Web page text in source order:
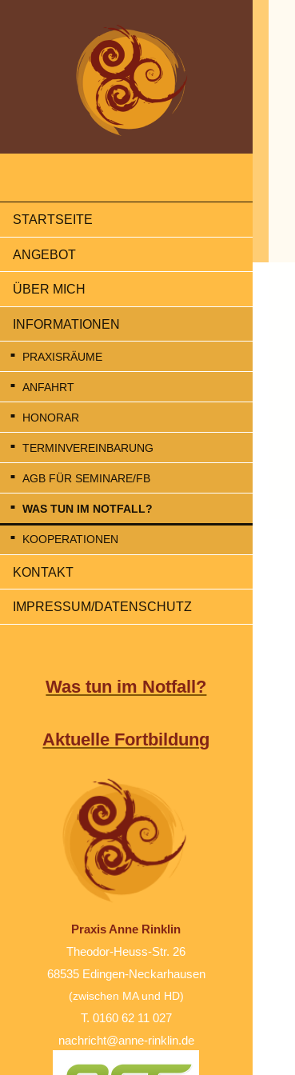
STARTSEITE
ANGEBOT
ÜBER MICH
INFORMATIONEN
PRAXISRÄUME
ANFAHRT
HONORAR
TERMINVEREINBARUNG
AGB FÜR SEMINARE/FB
WAS TUN IM NOTFALL?
KOOPERATIONEN
KONTAKT
IMPRESSUM/DATENSCHUTZ
Was tun im Notfall?
Aktuelle Fortbildung
Praxis Anne Rinklin
Theodor-Heuss-Str. 26
68535 Edingen-Neckarhausen
(zwischen MA und HD)
T. 0160 62 11 027
nachricht@anne-rinklin.de